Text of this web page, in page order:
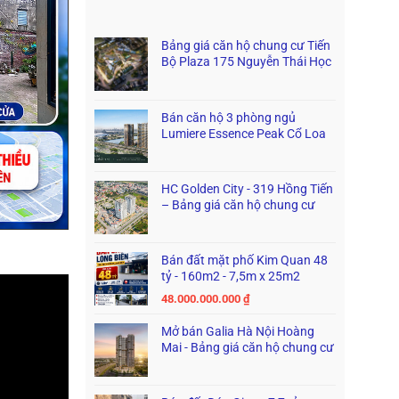
Bảng giá căn hộ chung cư Tiến
Bộ Plaza 175 Nguyễn Thái Học
Bán căn hộ 3 phòng ngủ
Lumiere Essence Peak Cổ Loa
HC Golden City - 319 Hồng Tiến
– Bảng giá căn hộ chung cư
Bán đất mặt phố Kim Quan 48
tỷ - 160m2 - 7,5m x 25m2
48.000.000.000₫
Mở bán Galia Hà Nội Hoàng
Mai - Bảng giá căn hộ chung cư